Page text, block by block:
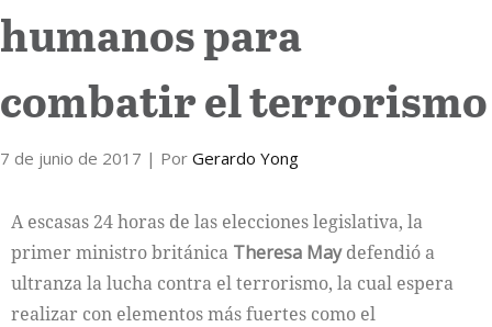
Cultura
humanos para
combatir el terrorismo
7 de junio de 2017 | Por Gerardo Yong
A escasas 24 horas de las elecciones legislativa, la
primer ministro británica Theresa Maydefendió a
ultranza la lucha contra el terrorismo, la cual espera
realizar con elementos más fuertes como el